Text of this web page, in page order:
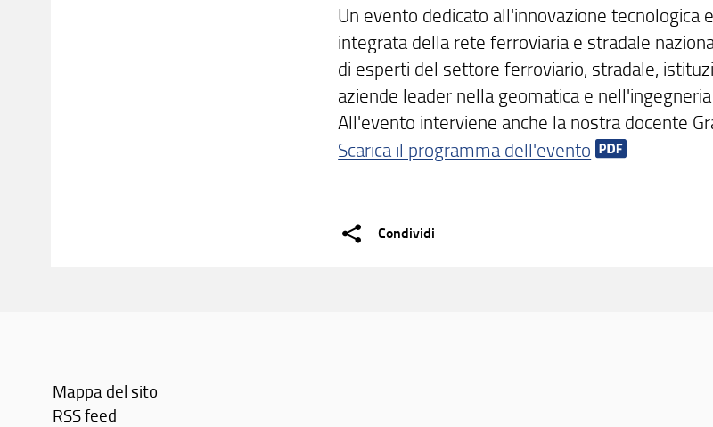
Un evento dedicato all'innovazione tecnologica
integrata della rete ferroviaria e stradale
di esperti del settore ferroviario, stradale,
aziende leader nella geomatica e
All'evento interviene anche la nostra docente
Scarica il programma dell'evento
Condividi
Mappa del sito
RSS feed